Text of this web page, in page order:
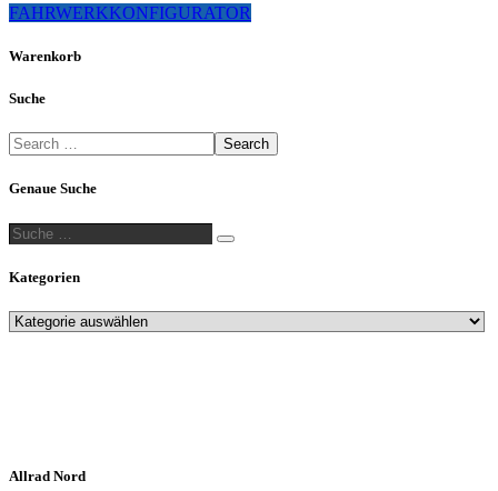
FAHRWERKKONFIGURATOR
Warenkorb
Suche
Search
Genaue Suche
Suche
Suche
Kategorien
Allrad Nord